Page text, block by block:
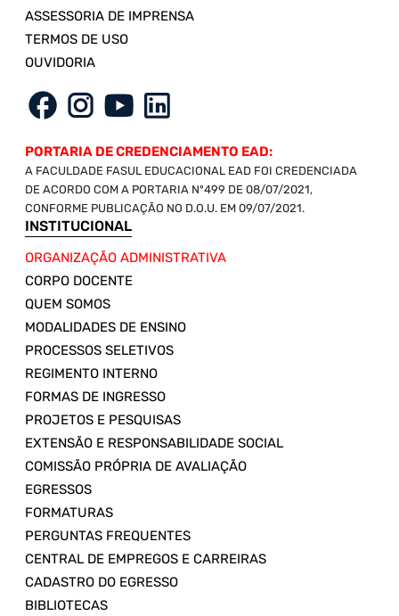
ASSESSORIA DE IMPRENSA
TERMOS DE USO
OUVIDORIA
PORTARIA DE CREDENCIAMENTO EAD:
A FACULDADE FASUL EDUCACIONAL EAD FOI CREDENCIADA
DE ACORDO COM A PORTARIA Nº499 DE 08/07/2021,
CONFORME PUBLICAÇÃO NO D.O.U. EM 09/07/2021.
INSTITUCIONAL
ORGANIZAÇÃO ADMINISTRATIVA
CORPO DOCENTE
QUEM SOMOS
MODALIDADES DE ENSINO
PROCESSOS SELETIVOS
REGIMENTO INTERNO
FORMAS DE INGRESSO
PROJETOS E PESQUISAS
EXTENSÃO E RESPONSABILIDADE SOCIAL
COMISSÃO PRÓPRIA DE AVALIAÇÃO
EGRESSOS
FORMATURAS
PERGUNTAS FREQUENTES
CENTRAL DE EMPREGOS E CARREIRAS
CADASTRO DO EGRESSO
BIBLIOTECAS